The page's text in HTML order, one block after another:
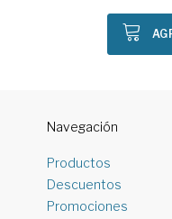
Navegación
Productos
Descuentos
Promociones